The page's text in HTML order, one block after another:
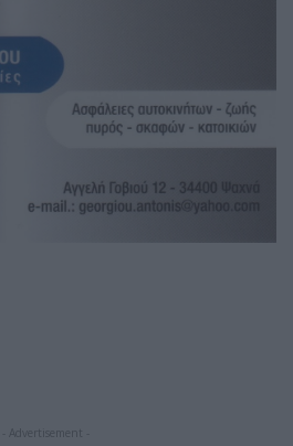
- Advertisement -